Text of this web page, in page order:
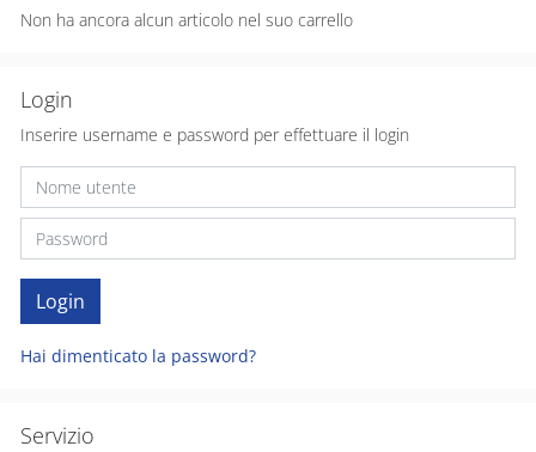
Non ha ancora alcun articolo nel suo carrello
Login
Inserire username e password per effettuare il login
Hai dimenticato la password?
Servizio